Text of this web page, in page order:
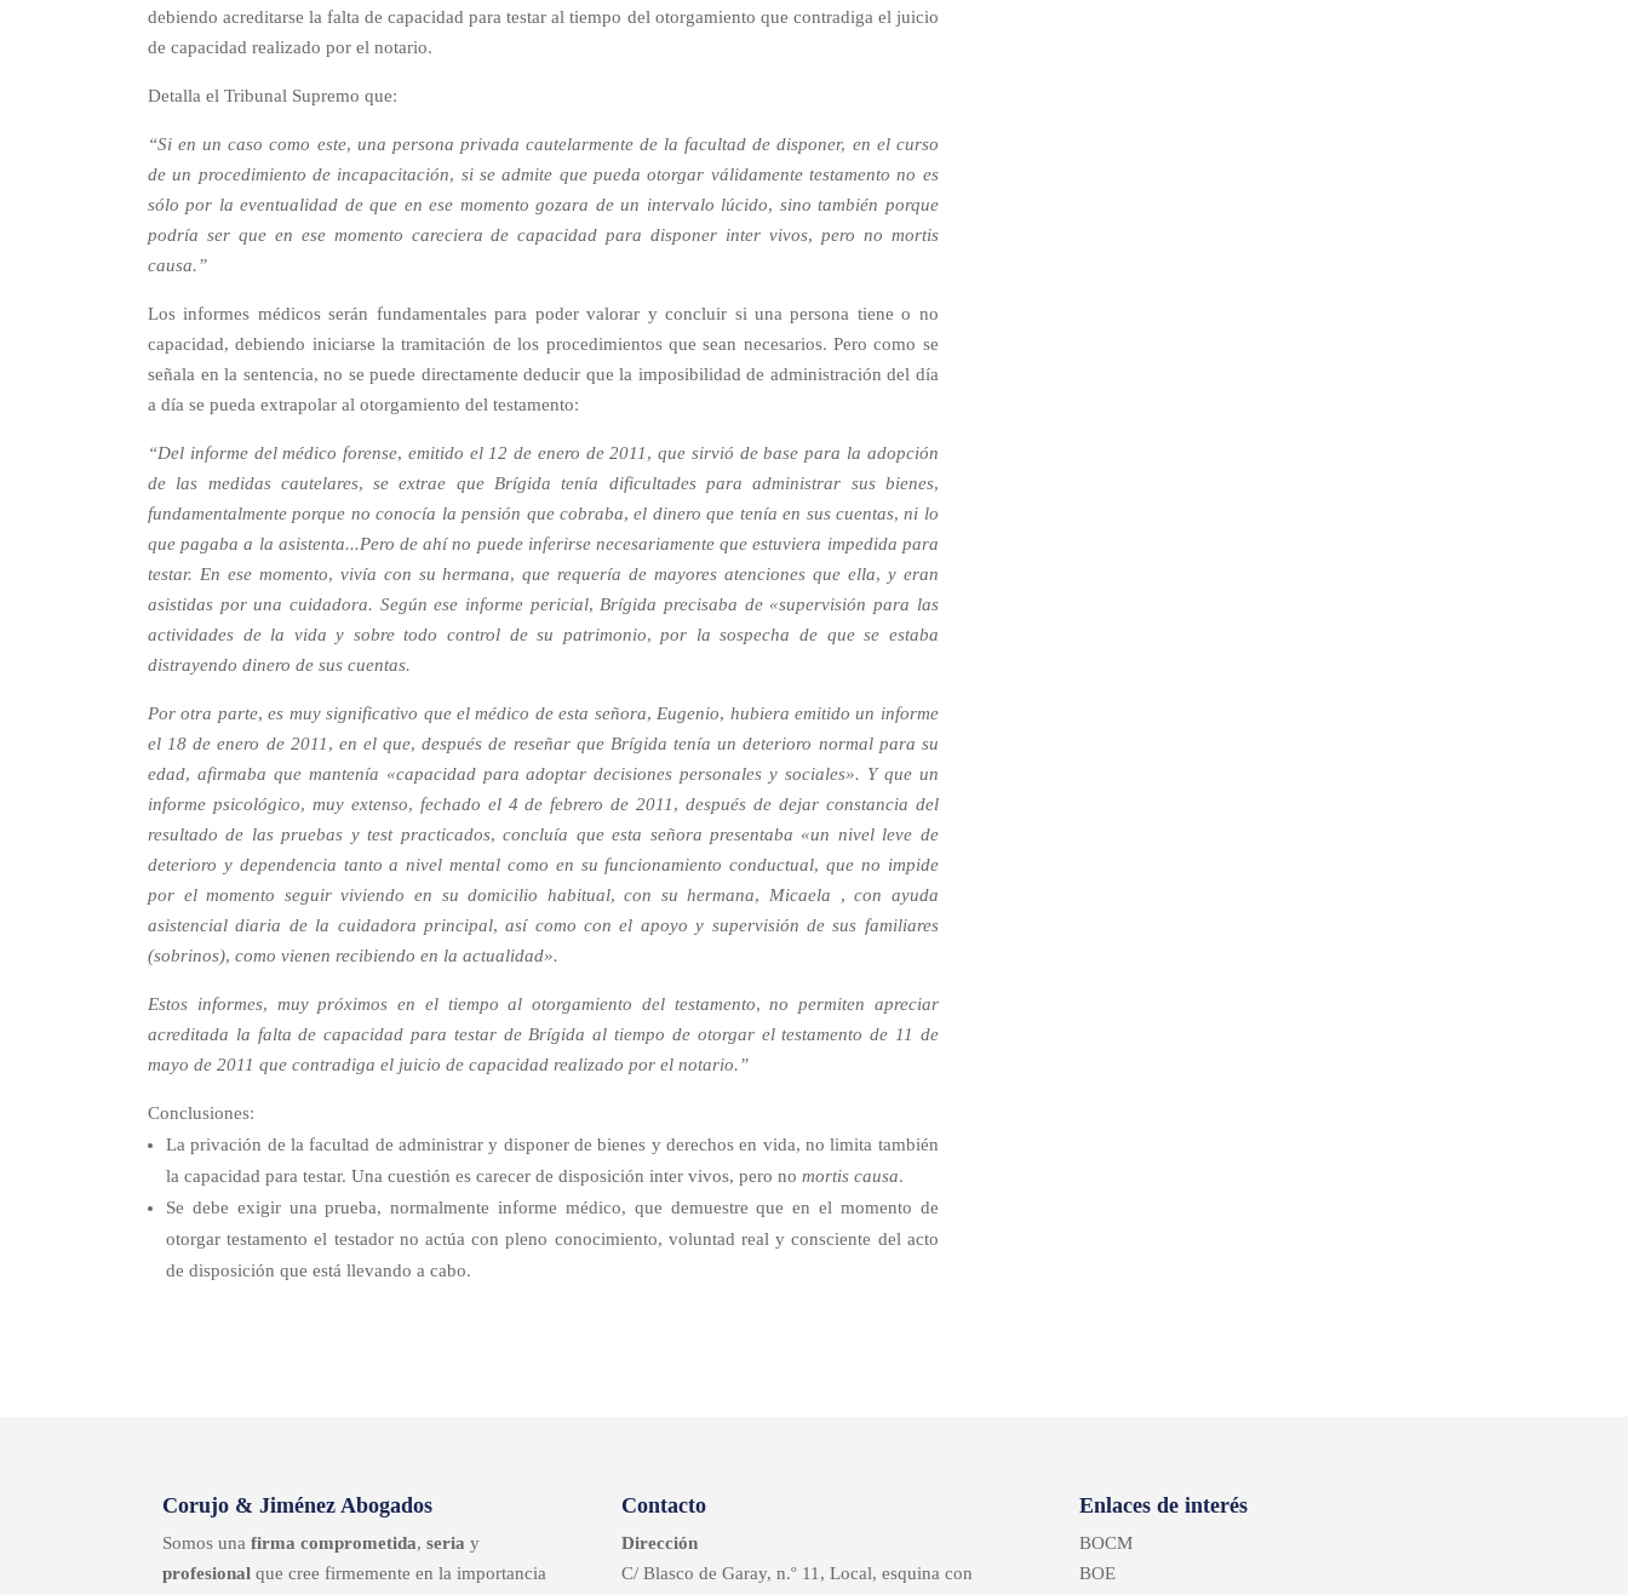
debiendo acreditarse la falta de capacidad para testar al tiempo del otorgamiento que contradiga el juicio
de capacidad realizado por el notario.
Detalla el Tribunal Supremo que:
“Si en un caso como este, una persona privada cautelarmente de la facultad de disponer, en el curso
de un procedimiento de incapacitación, si se admite que pueda otorgar válidamente testamento no es
sólo por la eventualidad de que en ese momento gozara de un intervalo lúcido, sino también porque
podría ser que en ese momento careciera de capacidad para disponer inter vivos, pero no mortis
causa.”
Los informes médicos serán fundamentales para poder valorar y concluir si una persona tiene o no
capacidad, debiendo iniciarse la tramitación de los procedimientos que sean necesarios. Pero como se
señala en la sentencia, no se puede directamente deducir que la imposibilidad de administración del día
a día se pueda extrapolar al otorgamiento del testamento:
“Del informe del médico forense, emitido el 12 de enero de 2011, que sirvió de base para la adopción
de las medidas cautelares, se extrae que Brígida tenía dificultades para administrar sus bienes,
fundamentalmente porque no conocía la pensión que cobraba, el dinero que tenía en sus cuentas, ni lo
que pagaba a la asistenta...Pero de ahí no puede inferirse necesariamente que estuviera impedida para
testar. En ese momento, vivía con su hermana, que requería de mayores atenciones que ella, y eran
asistidas por una cuidadora. Según ese informe pericial, Brígida precisaba de «supervisión para las
actividades de la vida y sobre todo control de su patrimonio, por la sospecha de que se estaba
distrayendo dinero de sus cuentas.
Por otra parte, es muy significativo que el médico de esta señora, Eugenio, hubiera emitido un informe
el 18 de enero de 2011, en el que, después de reseñar que Brígida tenía un deterioro normal para su
edad, afirmaba que mantenía «capacidad para adoptar decisiones personales y sociales». Y que un
informe psicológico, muy extenso, fechado el 4 de febrero de 2011, después de dejar constancia del
resultado de las pruebas y test practicados, concluía que esta señora presentaba «un nivel leve de
deterioro y dependencia tanto a nivel mental como en su funcionamiento conductual, que no impide
por el momento seguir viviendo en su domicilio habitual, con su hermana, Micaela , con ayuda
asistencial diaria de la cuidadora principal, así como con el apoyo y supervisión de sus familiares
(sobrinos), como vienen recibiendo en la actualidad».
Estos informes, muy próximos en el tiempo al otorgamiento del testamento, no permiten apreciar
acreditada la falta de capacidad para testar de Brígida al tiempo de otorgar el testamento de 11 de
mayo de 2011 que contradiga el juicio de capacidad realizado por el notario.”
Conclusiones:
La privación de la facultad de administrar y disponer de bienes y derechos en vida, no limita también
la capacidad para testar. Una cuestión es carecer de disposición inter vivos, pero no mortis causa.
Se debe exigir una prueba, normalmente informe médico, que demuestre que en el momento de
otorgar testamento el testador no actúa con pleno conocimiento, voluntad real y consciente del acto
de disposición que está llevando a cabo.
Corujo & Jiménez Abogados
Somos unafirma comprometida,seria y
profesional que cree firmemente en la importancia
Contacto
Dirección
C/ Blasco de Garay, n.º 11, Local, esquina con
Enlaces de interés
BOCM
BOE